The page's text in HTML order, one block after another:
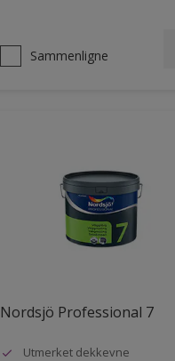
Sammenligne
Nordsjö Professional 7
Utmerket dekkevne